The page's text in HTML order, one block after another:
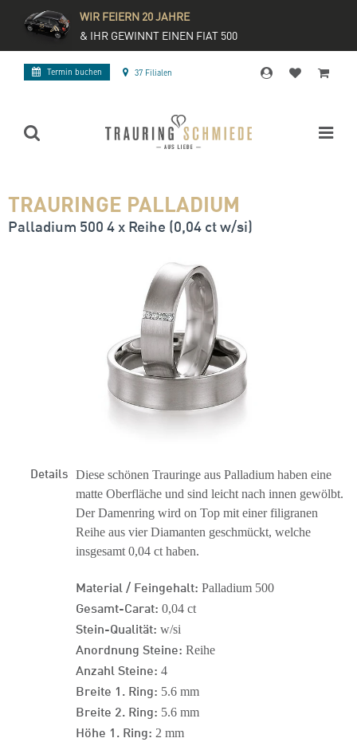
WIR FEIERN 20 JAHRE
& IHR GEWINNT EINEN FIAT 500
Termin buchen 37 Filialen
TRAURINGE PALLADIUM
Palladium 500 4 x Reihe (0,04 ct w/si)
Details Diese schönen Trauringe aus Palladium haben eine
matte Oberfläche und sind leicht nach innen gewölbt.
Der Damenring wird on Top mit einer filigranen
Reihe aus vier Diamanten geschmückt, welche
insgesamt 0,04 ct haben.
Material / Feingehalt: Palladium 500
Gesamt-Carat: 0,04 ct
Stein-Qualität: w/si
Anordnung Steine: Reihe
Anzahl Steine: 4
Breite 1. Ring: 5.6 mm
Breite 2. Ring: 5.6 mm
Höhe 1. Ring: 2 mm